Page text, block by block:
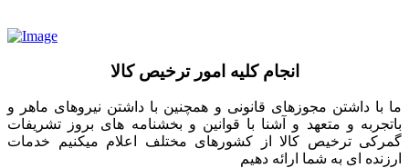
انجام کلیه امور ترخیص کالا
ما با داشتن مجوزهای قانونی و همچنین با داشتن نیروهای ماهر و
باتجربه و متعهد و آشنا با قوانین و بخشنامه های بروز تشریفات
گمرکی ترخیص کالا از کشورهای مختلف اعلام میکنیم خدمات
ارزنده ای به شما ارائه دهیم